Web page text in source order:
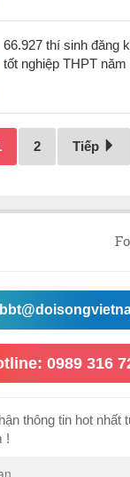
66.927 thí sinh đăng
tốt nghiệp THPT năm
2 Tiếp
0989 316
thông tin hot nhất
!